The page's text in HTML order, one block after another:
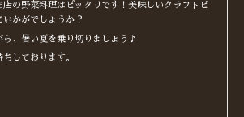
店の野菜料理はピッタリです！美味しいクラフトビ
かがでしょうか？
ら、暑い夏を乗り切りましょう♪
しております。